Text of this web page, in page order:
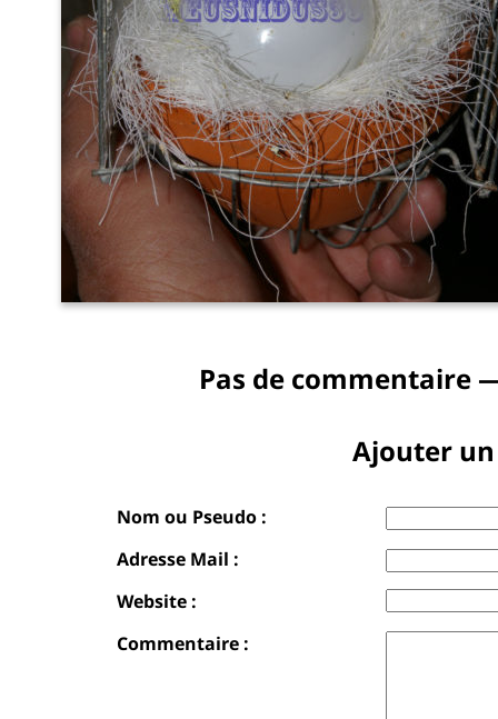
Pas de commentaire
Ajouter
Nom ou Pseudo :
Adresse Mail :
Website :
Commentaire :